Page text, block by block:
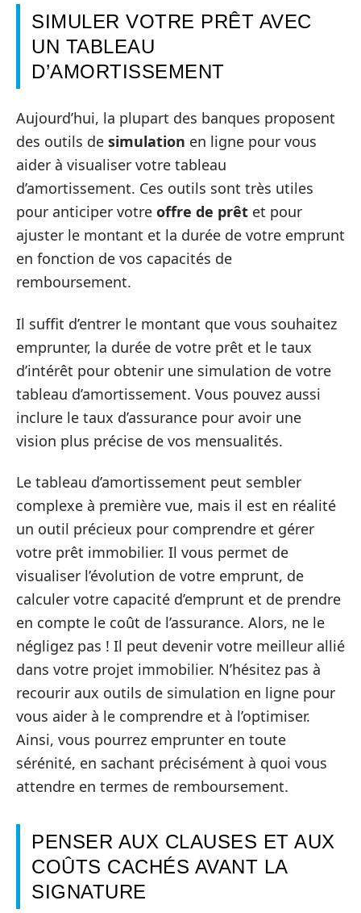
SIMULER VOTRE PRÊT AVEC
UN TABLEAU
D’AMORTISSEMENT
Aujourd’hui, la plupart des banques proposent
des outils de simulation en ligne pour vous
aider à visualiser votre tableau
d’amortissement. Ces outils sont très utiles
pour anticiper votre offre de prêt et pour
ajuster le montant et la durée de votre emprunt
en fonction de vos capacités de
remboursement.
Il suffit d’entrer le montant que vous souhaitez
emprunter, la durée de votre prêt et le taux
d’intérêt pour obtenir une simulation de votre
tableau d’amortissement. Vous pouvez aussi
inclure le taux d’assurance pour avoir une
vision plus précise de vos mensualités.
Le tableau d’amortissement peut sembler
complexe à première vue, mais il est en réalité
un outil précieux pour comprendre et gérer
votre prêt immobilier. Il vous permet de
visualiser l’évolution de votre emprunt, de
calculer votre capacité d’emprunt et de prendre
en compte le coût de l’assurance. Alors, ne le
négligez pas ! Il peut devenir votre meilleur allié
dans votre projet immobilier. N’hésitez pas à
recourir aux outils de simulation en ligne pour
vous aider à le comprendre et à l’optimiser.
Ainsi, vous pourrez emprunter en toute
sérénité, en sachant précisément à quoi vous
attendre en termes de remboursement.
PENSER AUX CLAUSES ET AUX
COÛTS CACHÉS AVANT LA
SIGNATURE